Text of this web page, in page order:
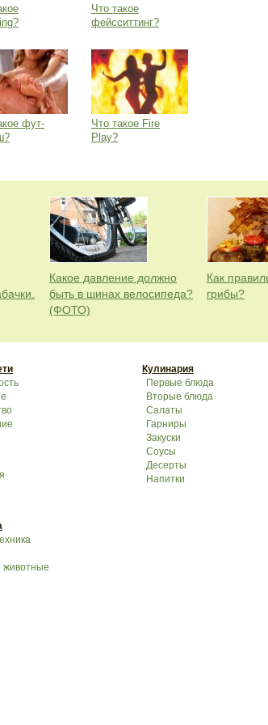
Что такое
фейсситтинг?
фут-
Что такое Fire
Play?
Какое давление должно
быть в шинах велосипеда?
(ФОТО)
Как
грибы?
Кулинария
Первые блюда
Вторые блюда
Салаты
Гарниры
Закуски
Соусы
Десерты
Напитки